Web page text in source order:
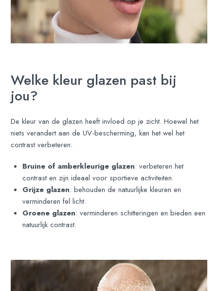
Welke kleur glazen past bij
jou?
De kleur van de glazen heeft invloed op je zicht. Hoewel het
niets verandert aan de UV-bescherming, kan het wel het
contrast verbeteren:
Bruine of amberkleurige glazen: verbeteren het
contrast en zijn ideaal voor sportieve activiteiten.
Grijze glazen: behouden de natuurlijke kleuren en
verminderen fel licht.
Groene glazen: verminderen schitteringen en bieden een
natuurlijk contrast.